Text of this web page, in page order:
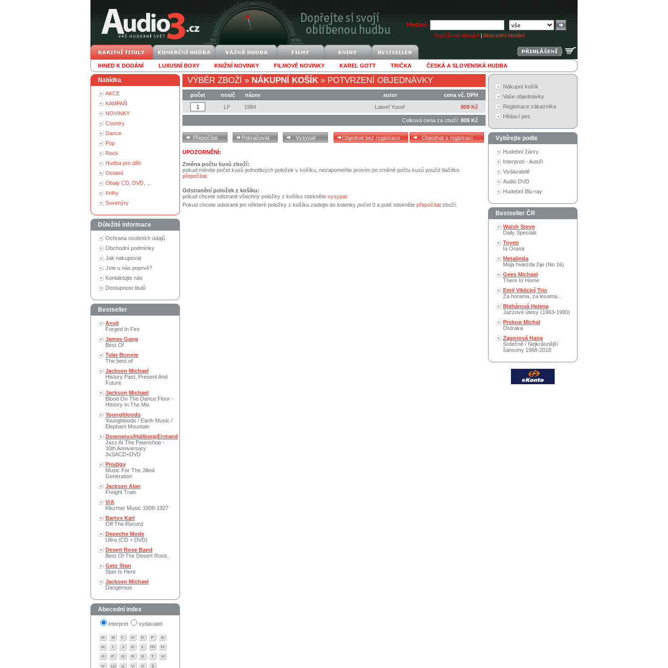
Hledání:
Rozšířené hledání | Abecední hledání
IHNED K DODÁNÍ LUXUSNÍ BOXY KNIŽNÍ NOVINKY FILMOVÉ NOVINKY KAREL GOTT TRIČKA ČESKÁ A SLOVENSKÁ HUDBA
Nabídka
AKCE
KAMPAŇ
NOVINKY
Country
Dance
Pop
Rock
Hudba pro děti
Ostatní
Obaly CD, DVD, ...
Knihy
Suvenýry
Důležité informace
Ochrana osobních údajů
Obchodní podmínky
Jak nakupovat
Jste u nás poprvé?
Kontaktujte nás
Dostupnost titulů
Bestseller
Anvil
Forged In Fire
James Gang
Best Of
Tyler Bonnie
The best of
Jackson Michael
History Past, Present And
Future
Jackson Michael
Blood On The Dance Floor -
History In The Mix
Youngbloods
Youngbloods / Earth Music /
Elephant Mountain
Domnerus/Hallberg/Erstand
Jazz At The Pawnshop -
30th Anniversary
3xSACD+DVD
Prodigy
Music For The Jilted
Generation
Jackson Alan
Freight Train
V/A
Klezmer Music 1908-1927
Bartos Karl
Off The Record
Depeche Mode
Ultra (CD + DVD)
Desert Rose Band
Best Of The Desert Rose..
Getz Stan
Stan Is Here
Jackson Michael
Dangerous
Abecední index
interpret vydavatel
VÝBĚR ZBOŽÍ » NÁKUPNÍ KOŠÍK » POTVRZENÍ OBJEDNÁVKY
počet nosič název autor
cena vč. DPH
LP
1984 Lateef Yusef 809 Kč
Celková cena za zboží: 809 Kč
UPOZORNĚNÍ:
Změna počtu kusů zboží:
pokud měníte počet kusů jednotlivých položek v košíku, nezapomeňte prosím po změně počtu kusů použít tlačítko
přepočítat
Odstranění položek z košíku:
pokud chcete odstranit všechny položky z košíku stiskněte vysypat
Pokud chcete odstranit jen některé položky z košíku zadejte do kolonky počet0 a poté stiskněte přepočítat zboží.
Nákupní košík
Vaše objednávky
Registrace zákazníka
Hlídací pes
Vybírejte podle
Hudební žánry
Interpreti - Autoři
Vydavatelé
Audio DVD
Hudební Blu-ray
Bestseller ČR
Walsh Steve
Daily Specials
Toyen
Ia Orana
Metalinda
Moja hviezda žije (No 16)
Gees Michael
There Is Home
Emil Viklický Trio
Za horama, za lesama...
Blehárová Helena
Jazzové útesy (1963-1990)
Prokop Michal
Ostraka
Zagorová Hana
Srdečně / Nejkrásnější
šansony 1968-2018